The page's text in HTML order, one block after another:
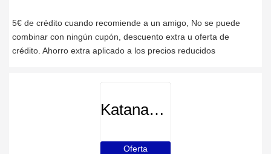
5€ de crédito cuando recomiende a un amigo, No se puede
combinar con ningún cupón, descuento extra u oferta de
crédito. Ahorro extra aplicado a los precios reducidos
Katanamart
Oferta